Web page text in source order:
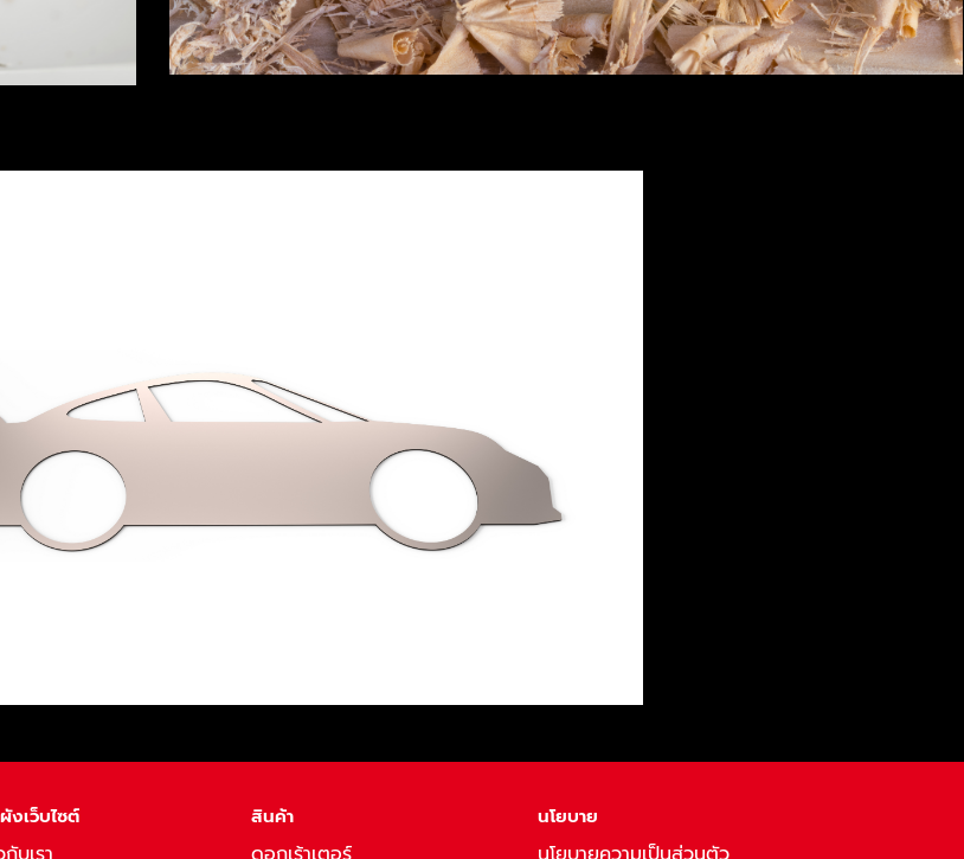
งเว็บไซต์ สินค้า นโยบาย